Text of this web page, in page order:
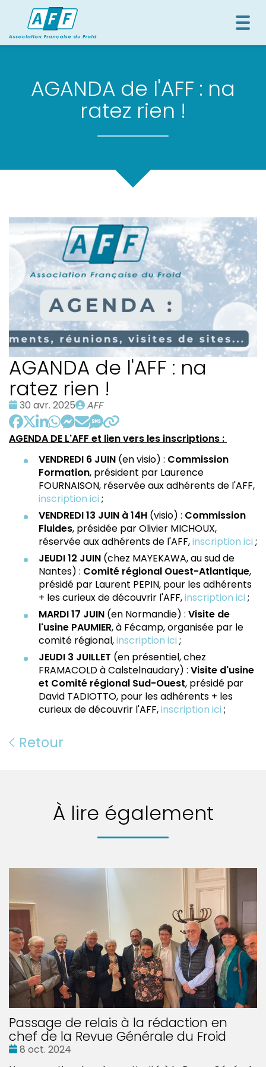
AGANDA de l'AFF : na
ratez rien !
AGANDA de l'AFF : na
ratez rien !
Date
:
30 avr. 2025
Publié
par
AFF
AGENDA DE L'AFF et lien vers les inscriptions :
VENDREDI 6 JUIN (en visio) : Commission
Formation, président par Laurence
FOURNAISON, réservée aux adhérents de l'AFF,
inscription ici ;
VENDREDI 13 JUIN à 14H (visio) : Commission
Fluides, présidée par Olivier MICHOUX,
réservée aux adhérents de l'AFF,inscription ici ;
JEUDI 12 JUIN (chez MAYEKAWA, au sud de
Nantes) : Comité régional Ouest-Atlantique,
présidé par Laurent PEPIN, pour les adhérents
+ les curieux de découvrir l'AFF,inscription ici ;
MARDI 17 JUIN (en Normandie) : Visite de
l'usine PAUMIER, à Fécamp, organisée par le
comité régional,inscription ici ;
JEUDI 3 JUILLET (en présentiel, chez
FRAMACOLD à Calstelnaudary) : Visite d'usine
et Comité régional Sud-Ouest, présidé par
David TADIOTTO, pour les adhérents + les
curieux de découvrir l'AFF,inscription ici ;
Retour
À lire également
Passage de relais à la rédaction en
chef de la Revue Générale du Froid
Date
8 oct. 2024